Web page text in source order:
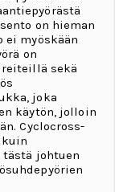
on hieman
ei myöskään
on
sekä
joka
käytön, jolloin
Cyclocross-
johtuen